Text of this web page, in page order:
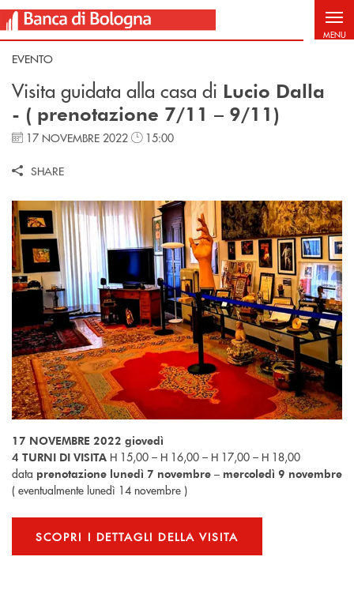
Salta al contenuto principale
MENU
EVENTO
Visita guidata alla casa di Lucio Dalla
- ( prenotazione 7/11 – 9/11)
17 NOVEMBRE 2022 15:00
SHARE
17 NOVEMBRE 2022 giovedì
4 TURNI DI VISITA H 15,00 – H 16,00 – H 17,00 – H 18,00
data prenotazione lunedì 7 novembre – mercoledì 9 novembre
( eventualmente lunedì 14 novembre )
SCOPRI I DETTAGLI DELLA VISITA